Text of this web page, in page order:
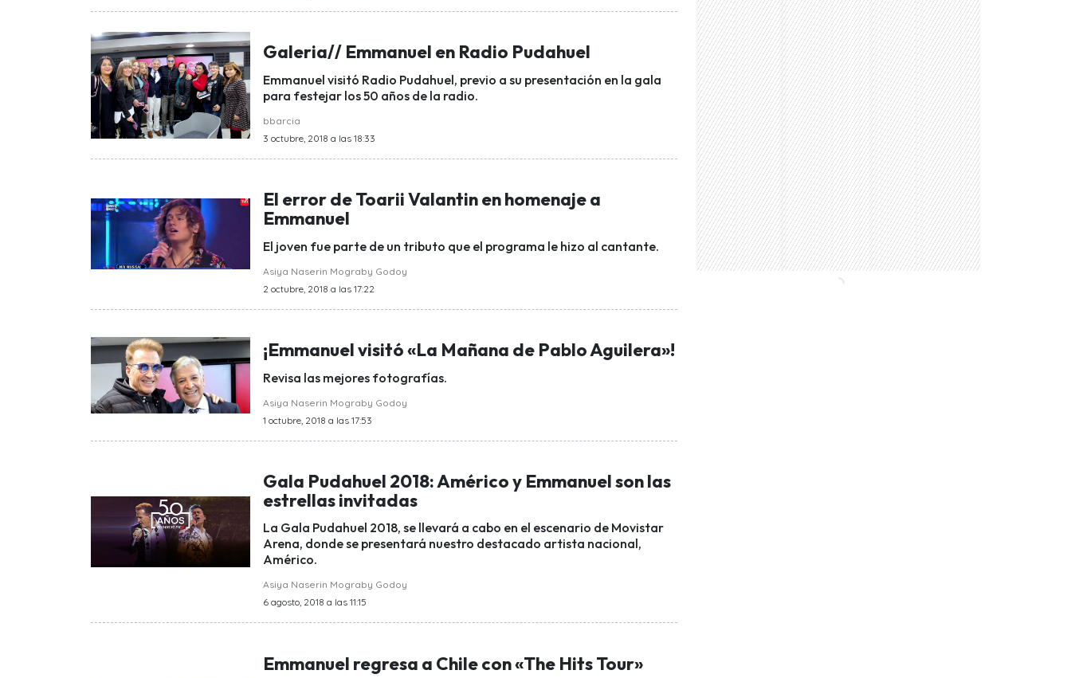
Galeria// Emmanuel en Radio Pudahuel
Emmanuel visitó Radio Pudahuel, previo a su presentación en la gala
para festejar los 50 años de la radio.
bbarcia
3 octubre, 2018 a las 18:33
El error de Toarii Valantin en homenaje a
Emmanuel
El joven fue parte de un tributo que el programa le hizo al cantante.
Asiya Naserin Mograby Godoy
2 octubre, 2018 a las 17:22
¡Emmanuel visitó «La Mañana de Pablo Aguilera»!
Revisa las mejores fotografías.
Asiya Naserin Mograby Godoy
1 octubre, 2018 a las 17:53
Gala Pudahuel 2018: Américo y Emmanuel son las
estrellas invitadas
La Gala Pudahuel 2018, se llevará a cabo en el escenario de Movistar
Arena, donde se presentará nuestro destacado artista nacional,
Américo.
Asiya Naserin Mograby Godoy
6 agosto, 2018 a las 11:15
Emmanuel regresa a Chile con «The Hits Tour»